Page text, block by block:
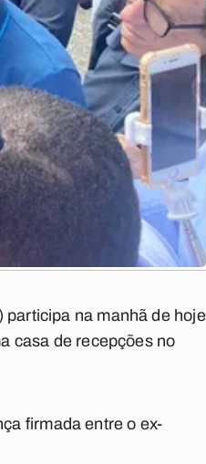
na manhã de hoje
casa de recepções no
firmada entre o ex-